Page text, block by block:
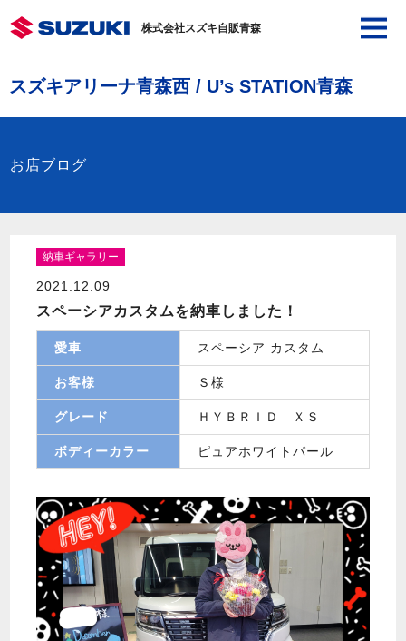
株式会社スズキ自販青森
スズキアリーナ青森西 / U’s STATION青森
お店ブログ
納車ギャラリー
2021.12.09
スペーシアカスタムを納車しました！
愛車 スペーシア カスタム
お客様 Ｓ様
グレード ＨＹＢＲＩＤ ＸＳ
ボディーカラー ピュアホワイトパール